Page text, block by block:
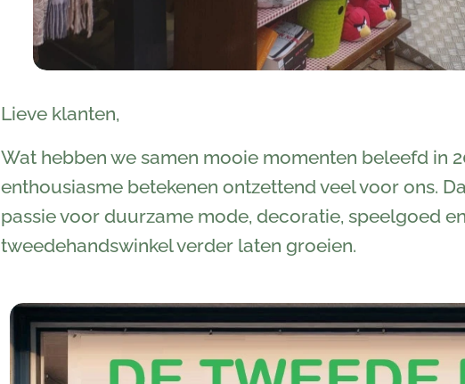
Lieve klanten,
Wat hebben we samen mooie momenten beleefd in
enthousiasme betekenen ontzettend veel voor ons.
passie voor duurzame mode, decoratie, speelgoed
tweedehandswinkel verder laten groeien.